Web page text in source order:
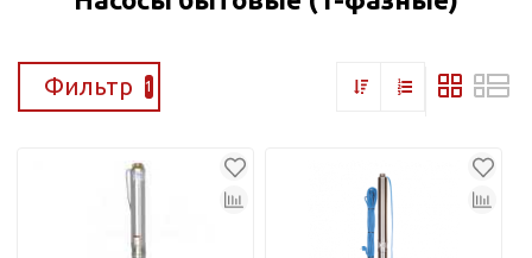
Фильтр 1